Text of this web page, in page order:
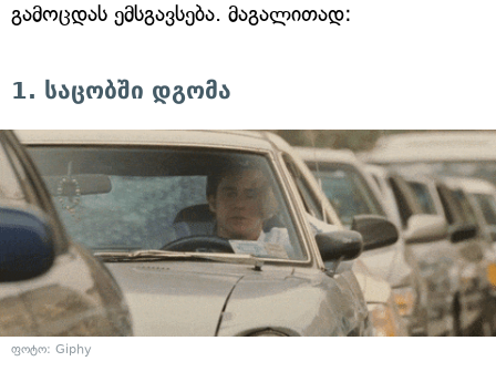
გამოცდას ემსგავსება. მაგალითად:
1. საცობში დგომა
ფოტო: Giphy